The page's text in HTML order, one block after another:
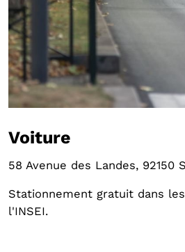
Voiture
58 Avenue des Landes, 92150
Stationnement gratuit dans
l'INSEI.